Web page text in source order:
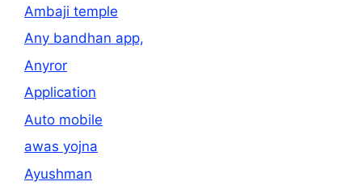
Ambaji temple
Any bandhan app,
Anyror
Application
Auto mobile
awas yojna
Ayushman